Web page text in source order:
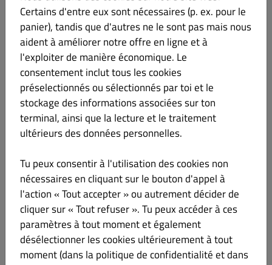
ESCALOPE ARCHIDUC € 17.00
Champignons et crème.
ESCALOPE CONDA D’ORO
Aubergines, gruyère gratiné et tomates.
ENTRCOT GRILLEE € 22.00
Env. 250g.
Viande de boeuf grillée.
Certains d'entre eux sont nécessaires (p. ex. pour le
panier), tandis que d'autres ne le sont pas mais nous
aident à améliorer notre offre en ligne et à
l'exploiter de manière économique. Le
consentement inclut tous les cookies
préselectionnés ou sélectionnés par toi et le
stockage des informations associées sur ton
terminal, ainsi que la lecture et le traitement
ultérieurs des données personnelles.
Tu peux consentir à l'utilisation des cookies non
nécessaires en cliquant sur le bouton d'appel à
l'action « Tout accepter » ou autrement décider de
cliquer sur « Tout refuser ». Tu peux accéder à ces
paramètres à tout moment et également
désélectionner les cookies ultérieurement à tout
moment (dans la politique de confidentialité et dans